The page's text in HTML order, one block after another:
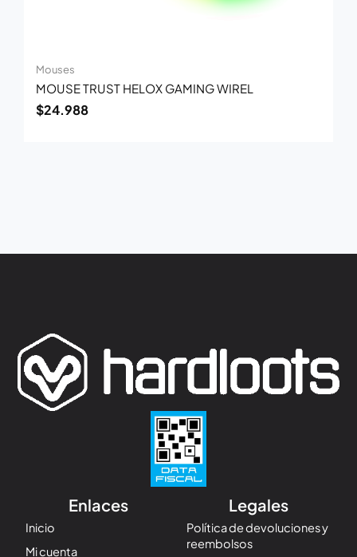
Mouses
MOUSE TRUST HELOX GAMING WIREL
$24.988
Enlaces
Inicio
Mi cuenta
Legales
Política de devoluciones y
reembolsos